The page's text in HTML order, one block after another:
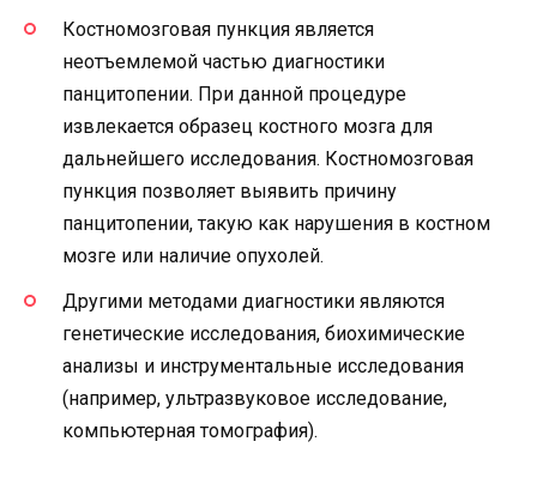
Костномозговая пункция является
неотъемлемой частью диагностики
панцитопении. При данной процедуре
извлекается образец костного мозга для
дальнейшего исследования. Костномозговая
пункция позволяет выявить причину
панцитопении, такую как нарушения в костном
мозге или наличие опухолей.
Другими методами диагностики являются
генетические исследования, биохимические
анализы и инструментальные исследования
(например, ультразвуковое исследование,
компьютерная томография).